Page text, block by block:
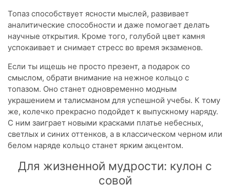
Топаз способствует ясности мыслей, развивает
аналитические способности и даже помогает делать
научные открытия. Кроме того, голубой цвет камня
успокаивает и снимает стресс во время экзаменов.
Если ты ищешь не просто презент, а подарок со
смыслом, обрати внимание на нежное кольцо с
топазом. Оно станет одновременно модным
украшением и талисманом для успешной учебы. К тому
же, колечко прекрасно подойдет к выпускному наряду.
С ним заиграет новыми красками платье небесных,
светлых и синих оттенков, а в классическом черном или
белом наряде кольцо станет ярким акцентом.
Для жизненной мудрости: кулон с
совой